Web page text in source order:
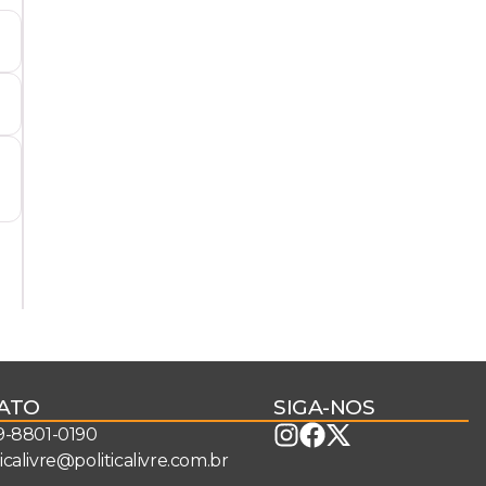
8801-0190
SIGA-NOS